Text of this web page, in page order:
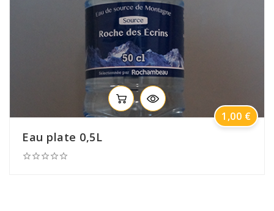
Eau plate 0,5L

Prix
1,00 €